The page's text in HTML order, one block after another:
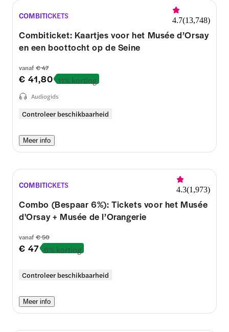
COMBITICKETS 4.7(13,748)
Combiticket: Kaartjes voor het Musée d’Orsay
en een boottocht op de Seine
vanaf € 47
€ 41,80 11% korting
Controleer beschikbaarheid
Audiogids
Meer info
COMBITICKETS 4.3(1,973)
Combo (Bespaar 6%): Tickets voor het Musée
d'Orsay + Musée de l’Orangerie
vanaf € 50
€ 47 6% korting
Controleer beschikbaarheid
Meer info